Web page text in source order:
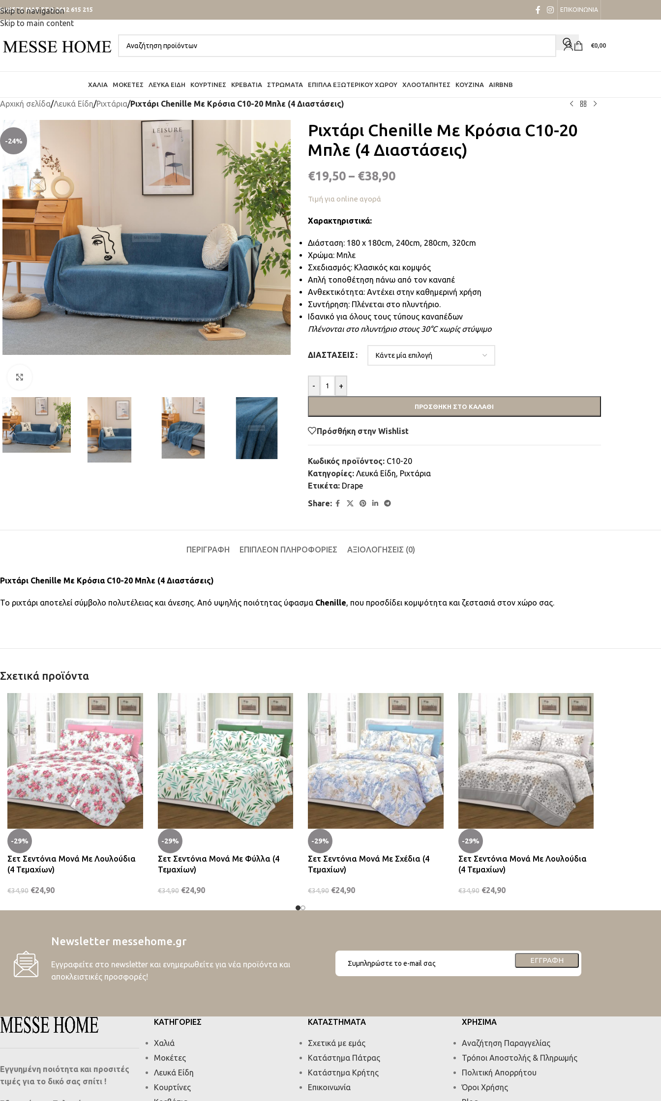
Skip to navigation
Skip to main content
ΜΑΣ ΣΤΟ 2612 615 215 ΕΠΙΚΟΙΝΩΝΙΑ
€0,00
ΧΑΛΙΆ ΜΟΚΈΤΕΣ ΛΕΥΚΆ ΕΊΔΗ ΚΟΥΡΤΊΝΕΣ ΚΡΕΒΆΤΙΑ ΣΤΡΏΜΑΤΑ ΈΠΙΠΛΑ ΕΞΩΤΕΡΙΚΟΎ ΧΏΡΟΥ ΧΛΟΟΤΆΠΗΤΕΣ ΚΟΥΖΊΝΑ AIRBNB
Αρχική σελίδα/Λευκά Είδη/Ριχτάρια/Ριχτάρι Chenille Με Κρόσια C10-20 Μπλε (4 Διαστάσεις)
-24%
Ριχτάρι Chenille Με Κρόσια C10-20
Μπλε (4 Διαστάσεις)
€19,50 – €38,90
Τιμή για online αγορά
Χαρακτηριστικά:
Διάσταση: 180 x 180cm, 240cm, 280cm, 320cm
Χρώμα: Μπλε
Σχεδιασμός: Κλασικός και κομψός
Απλή τοποθέτηση πάνω από τον καναπέ
Ανθεκτικότητα: Αντέχει στην καθημερινή χρήση
Συντήρηση: Πλένεται στο πλυντήριο.
Ιδανικό για όλους τους τύπους καναπέδων
Πλένονται στο πλυντήριο στους 30°C χωρίς στύψιμο
ΔΙΑΣΤΆΣΕΙΣ
- +
ΠΡΟΣΘΉΚΗ ΣΤΟ ΚΑΛΆΘΙ
Πρόσθήκη στην Wishlist
Κωδικός προϊόντος: C10-20
Κατηγορίες: Λευκά Είδη, Ριχτάρια
Ετικέτα: Drape
Share:
ΠΕΡΙΓΡΑΦΉ ΕΠΙΠΛΈΟΝ ΠΛΗΡΟΦΟΡΊΕΣ ΑΞΙΟΛΟΓΉΣΕΙΣ (0)
Ριχτάρι Chenille Με Κρόσια C10-20 Μπλε (4 Διαστάσεις)
Το ριχτάρι αποτελεί σύμβολο πολυτέλειας και άνεσης. Από υψηλής ποιότητας ύφασμα Chenille, που προσδίδει κομψότητα και ζεστασιά στον χώρο σας.
Σχετικά προϊόντα
-29%
Σετ Σεντόνια Μονά Με Λουλούδια
(4 Τεμαχίων)
€34,90 €24,90
-29%
Σετ Σεντόνια Μονά Με Φύλλα (4
Τεμαχίων)
€34,90 €24,90
-29%
Σετ Σεντόνια Μονά Με Σχέδια (4
Τεμαχίων)
€34,90 €24,90
-29%
Σετ Σεντόνια Μονά Με Λουλούδια
(4 Τεμαχίων)
€34,90 €24,90
Newsletter messehome.gr
Εγγραφείτε στο newsletter και ενημερωθείτε για νέα προϊόντα και
αποκλειστικές προσφορές!
ΕΓΓΡΑΦΉ
Εγγυημένη ποιότητα και προσιτές
τιμές για το δικό σας σπίτι !
ΚΑΤΗΓΟΡΙΕΣ
Χαλιά
Μοκέτες
Λευκά Είδη
Κουρτίνες
ΚΑΤΑΣΤΗΜΑΤΑ
Σχετικά με εμάς
Κατάστημα Πάτρας
Κατάστημα Κρήτης
Επικοινωνία
ΧΡΗΣΙΜΑ
Αναζήτηση Παραγγελίας
Τρόποι Αποστολής & Πληρωμής
Πολιτική Απορρήτου
Όροι Χρήσης